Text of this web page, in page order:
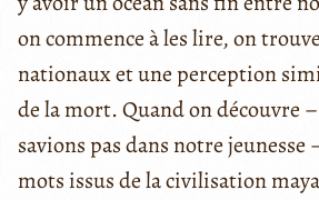
on commence à les lire, on
nationaux et une perception
de la mort. Quand on découvre
savions pas dans notre jeunesse
mots issus de la civilisation